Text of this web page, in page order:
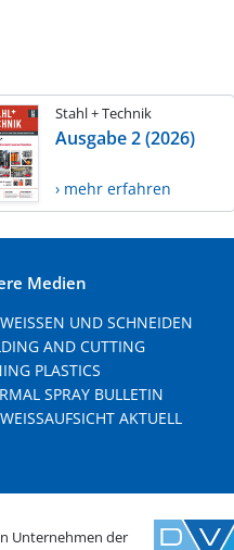
Stahl + Technik
Ausgabe 2 (2026)
› mehr erfahren
Medien
UND SCHNEIDEN
AND CUTTING
PLASTICS
SPRAY BULLETIN
AKTUELL
Unternehmen der